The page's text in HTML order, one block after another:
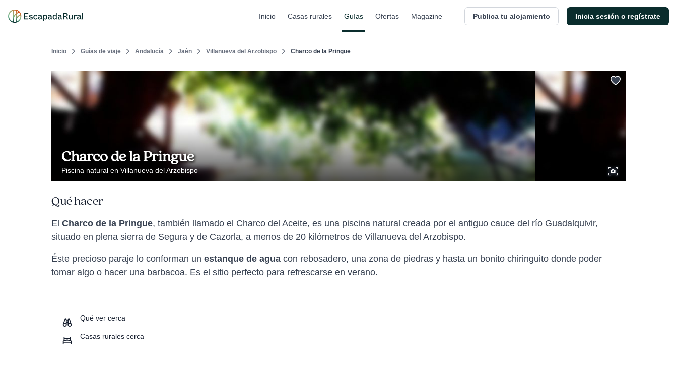
Inicio Casas rurales Guías Ofertas Magazine Publica tu alojamiento Inicia sesión o regístrate
Inicio Guías de viaje Andalucía Jaén Villanueva del Arzobispo Charco de la Pringue
Charco de la Pringue
Piscina natural en Villanueva del Arzobispo
Qué hacer
El Charco de la Pringue, también llamado el Charco del Aceite, es una piscina natural creada por el antiguo cauce del río Guadalquivir,
situado en plena sierra de Segura y de Cazorla, a menos de 20 kilómetros de Villanueva del Arzobispo.
Éste precioso paraje lo conforman un estanque de agua con rebosadero, una zona de piedras y hasta un bonito chiringuito donde poder
tomar algo o hacer una barbacoa. Es el sitio perfecto para refrescarse en verano.
Qué ver cerca
Casas rurales cerca